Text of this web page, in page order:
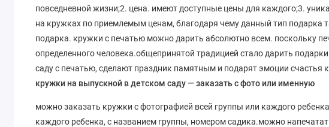
повседневной жизни;2. цена. имеют доступные цены для каждого;3.
на кружках по приемлемым ценам, благодаря чему данный тип подарка
подарка. кружки с печатью можно дарить абсолютно всем. поскольку
определенного человека.общепринятой традицией стало дарить
саду с печатью, сделают праздник памятным и подарят эмоции счастья
кружки на выпускной в детском саду — заказать с фото или именную
можно заказать кружки с фотографией всей группы или каждого
каждого ребенка, с названием группы, номером садика.можно